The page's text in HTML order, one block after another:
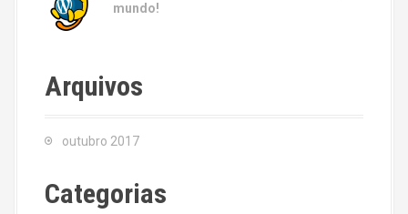
mundo!
Arquivos
outubro 2017
Categorias